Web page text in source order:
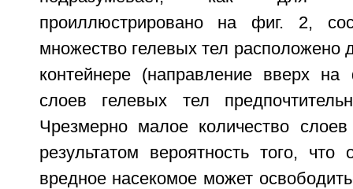
проиллюстрировано на фиг. 2,
множество гелевых тел расположено
контейнере (направление вверх на
слоев гелевых тел
Чрезмерно малое количество
результатом вероятность того,
вредное насекомое может